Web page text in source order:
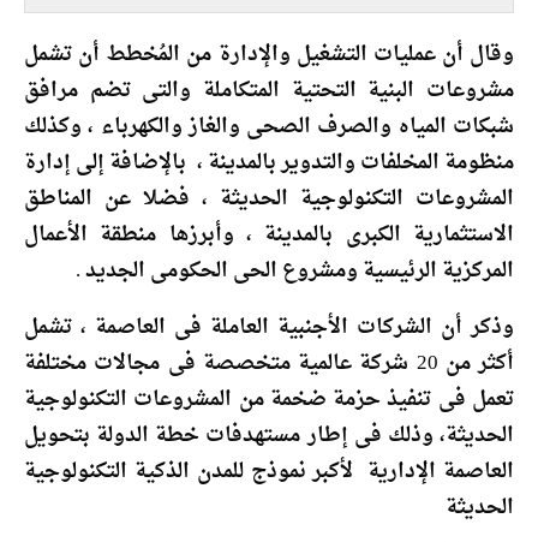
وقال أن عمليات التشغيل والإدارة من المُخطط أن تشمل
مشروعات البنية التحتية المتكاملة والتى تضم مرافق
شبكات المياه والصرف الصحى والغاز والكهرباء ، وكذلك
منظومة المخلفات والتدوير بالمدينة ، بالإضافة إلى إدارة
المشروعات التكنولوجية الحديثة ، فضلا عن المناطق
الاستثمارية الكبرى بالمدينة ، وأبرزها منطقة الأعمال
المركزية الرئيسية ومشروع الحى الحكومى الجديد .
وذكر أن الشركات الأجنبية العاملة فى العاصمة ، تشمل
أكثر من 20 شركة عالمية متخصصة فى مجالات مختلفة
تعمل فى تنفيذ حزمة ضخمة من المشروعات التكنولوجية
الحديثة، وذلك فى إطار مستهدفات خطة الدولة بتحويل
العاصمة الإدارية لأكبر نموذج للمدن الذكية التكنولوجية
الحديثة